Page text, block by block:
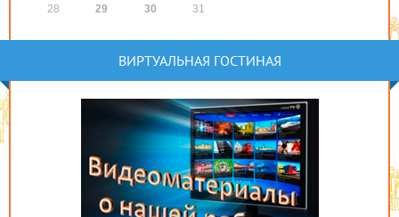
28 29 30 31
ВИРТУАЛЬНАЯ ГОСТИНАЯ